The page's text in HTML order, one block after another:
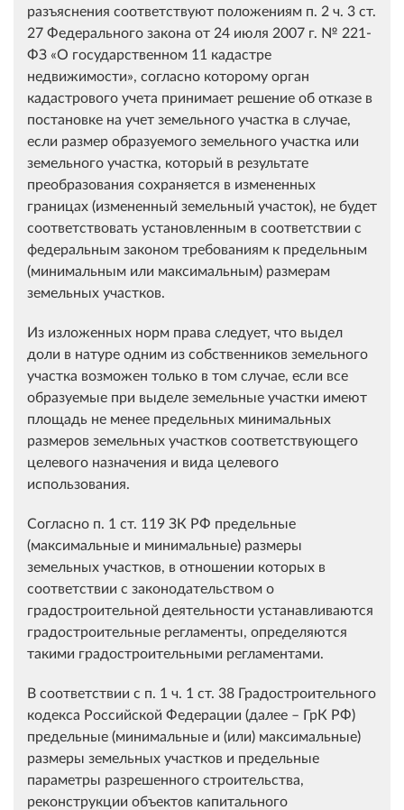
разъяснения соответствуют положениям п. 2 ч. 3 ст.
27 Федерального закона от 24 июля 2007 г. № 221-
ФЗ «О государственном 11 кадастре
недвижимости», согласно которому орган
кадастрового учета принимает решение об отказе в
постановке на учет земельного участка в случае,
если размер образуемого земельного участка или
земельного участка, который в результате
преобразования сохраняется в измененных
границах (измененный земельный участок), не будет
соответствовать установленным в соответствии с
федеральным законом требованиям к предельным
(минимальным или максимальным) размерам
земельных участков.
Из изложенных норм права следует, что выдел
доли в натуре одним из собственников земельного
участка возможен только в том случае, если все
образуемые при выделе земельные участки имеют
площадь не менее предельных минимальных
размеров земельных участков соответствующего
целевого назначения и вида целевого
использования.
Согласно п. 1 ст. 119 ЗК РФ предельные
(максимальные и минимальные) размеры
земельных участков, в отношении которых в
соответствии с законодательством о
градостроительной деятельности устанавливаются
градостроительные регламенты, определяются
такими градостроительными регламентами.
В соответствии с п. 1 ч. 1 ст. 38 Градостроительного
кодекса Российской Федерации (далее – ГрК РФ)
предельные (минимальные и (или) максимальные)
размеры земельных участков и предельные
параметры разрешенного строительства,
реконструкции объектов капитального